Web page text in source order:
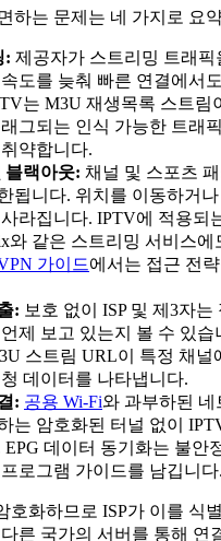
하는 문제는 네 가지로 요
: 제공자가 스트리밍 트래픽
도를 늦춰 빠른 연결에서
는 M3U 재생목록 스트림
그되는 인식 가능한 트래
약합니다.
블랙아웃: 채널 및 스포츠
됩니다. 위치를 이동하거
라집니다. IPTV에 적용되
와 같은 스트리밍 서비스에
가이드에서는 접근 전
: 보호 없이 ISP 및 제3자
제 보고 있는지 볼 수 있습
스트림 URL이 특정 채널
데이터를 나타냅니다.
: 공용 Wi-Fi와 과부하된 네
는 암호화된 터널 없이
데이터 동기화는 불안
로그램 가이드를 남깁니다.
호화하므로 ISP가 이를 식
른 국가의 서버를 통해 연